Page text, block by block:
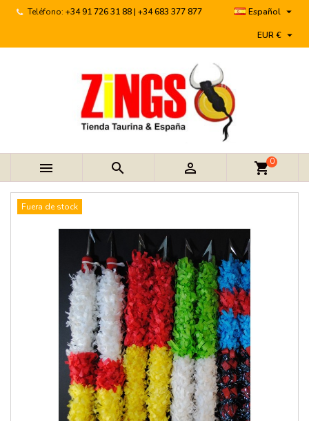
Teléfono: +34 91 726 31 88 | +34 683 377 877 Español 
EUR € 
   shopping_cart0
Fuera de stock